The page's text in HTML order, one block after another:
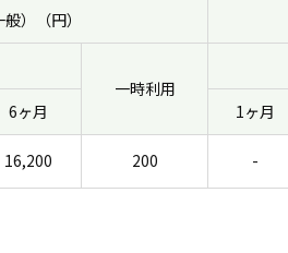
）（円）
一時利用
6ヶ月 1ヶ月
16,200 200 -